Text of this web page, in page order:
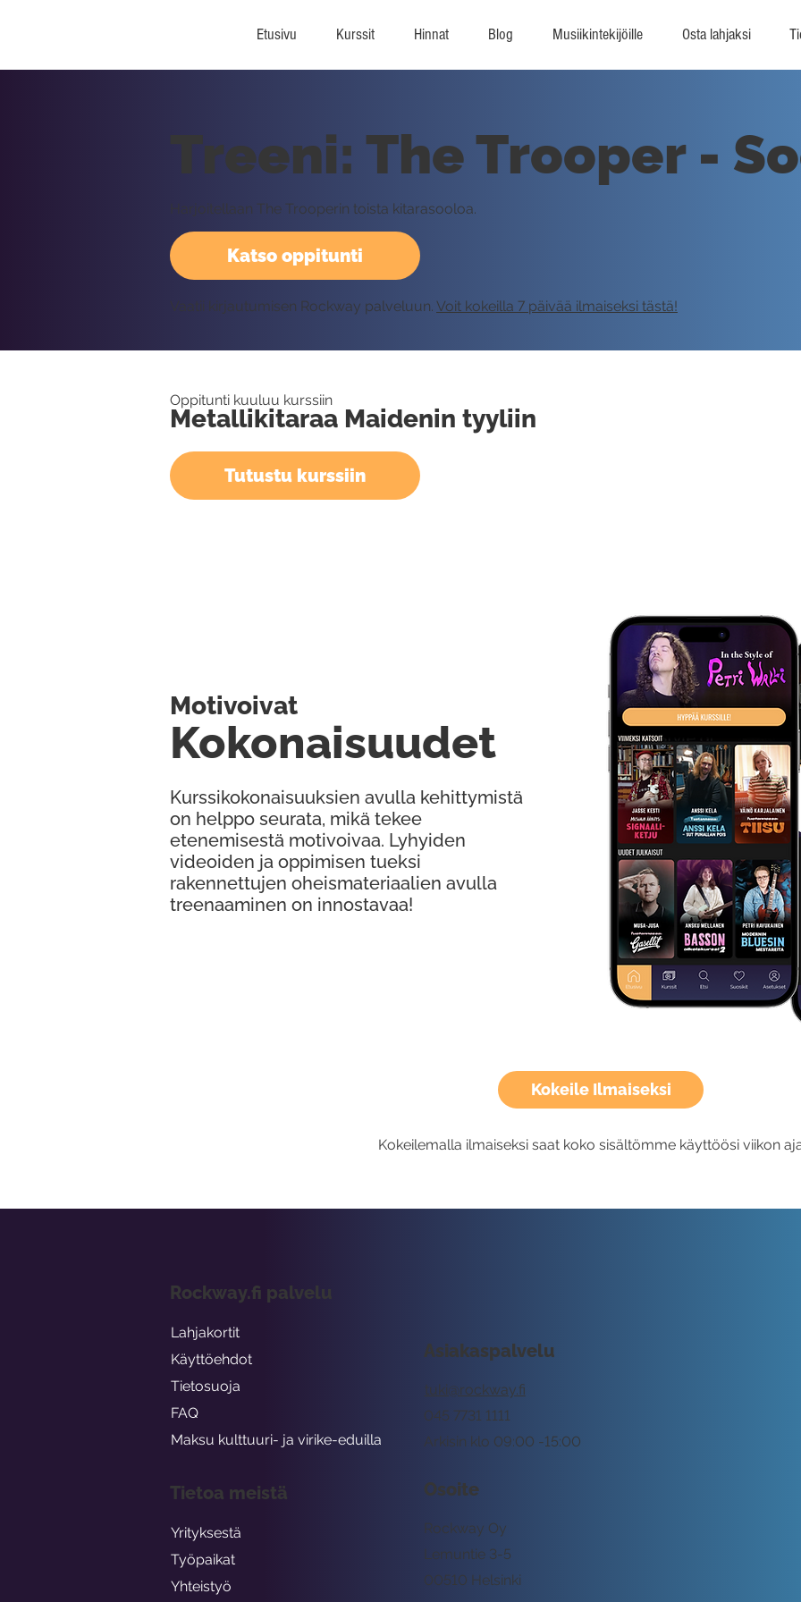
Etusivu Kurssit Hinnat Blog Musiikintekijöille Osta lahjaksi
Kokeile Ilmaiseksi
Kokeilemalla ilmaiseksi saat koko sisältömme käyttöösi viikon
Katso oppitunti
Treeni: The Trooper -
Harjoitellaan The Trooperin toista kitarasooloa.
Vaatii kirjautumisen Rockway palveluun. Voit kokeilla 7 päivää ilmaiseksi tästä!
Oppitunti kuuluu kurssiin
Metallikitaraa Maidenin tyyliin
Tutustu kurssiin
Kurssikokonaisuuksien avulla kehittymistä
on helppo seurata, mikä tekee
etenemisestä motivoivaa. Lyhyiden
videoiden ja oppimisen tueksi
rakennettujen oheismateriaalien avulla
treenaaminen on innostavaa!
Kokonaisuudet
Motivoivat
Asiakaspalvelu
tuki@rockway.fi
Arkisin klo 09:00 -15:00
045 7731 1111
Osoite
Rockway Oy
Lemuntie 3-5
00510 Helsinki
Rockway.fi palvelu
Lahjakortit
Käyttöehdot
Tietosuoja
FAQ
Maksu kulttuuri- ja virike-eduilla
Tietoa meistä
Yrityksestä
Työpaikat
Yhteistyö